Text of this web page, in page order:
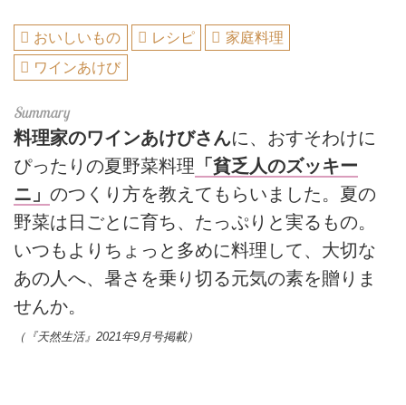
おいしいもの レシピ
家庭料理
ワインあけび
料理家のワインあけびさんに、おすそわけに
ぴったりの夏野菜料理 「貧乏人のズッキー
ニ」 のつくり方を教えてもらいました。夏の
野菜は日ごとに育ち、たっぷりと実るもの。
いつもよりちょっと多めに料理して、大切な
あの人へ、暑さを乗り切る元気の素を贈りま
せんか。
（『天然生活』2021年9月号掲載）